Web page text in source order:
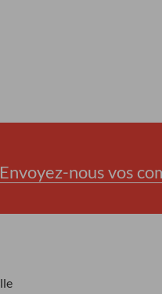
Envoyez-nous vos